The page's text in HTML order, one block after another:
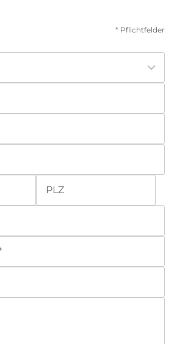
* Pflichtfelder